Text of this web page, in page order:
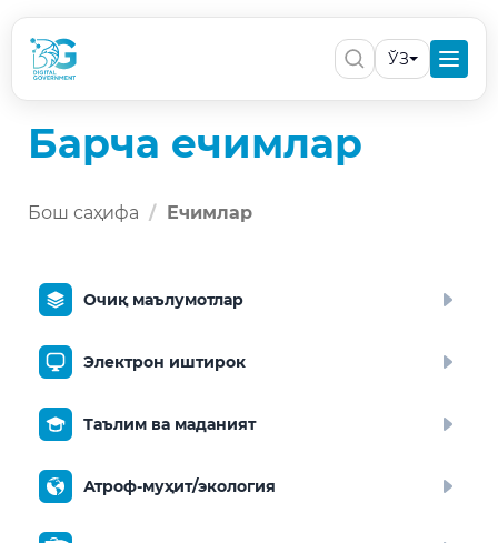
ЎЗ
Барча ечимлар
Бош саҳифа Ечимлар
Очиқ маълумотлар
Электрон иштирок
Таълим ва маданият
Атроф-муҳит/экология